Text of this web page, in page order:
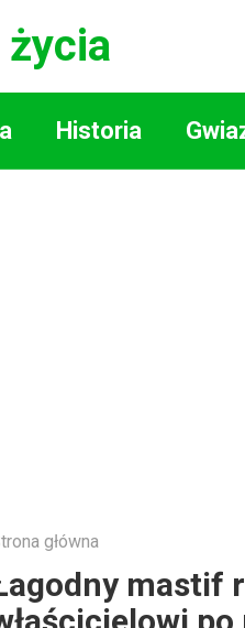
Historia
główna
mastif